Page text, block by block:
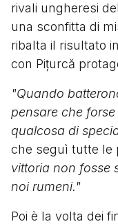
rivali ungheresi
una sconfitta di
ribalta il risultato
con Pițurcă
"Quando
pensare che
qualcosa di
che seguì tutte le
vittoria non fosse
noi rumeni."
Poi è la volta dei